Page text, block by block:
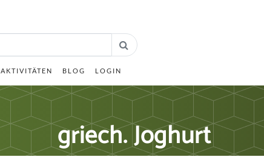
AKTIVITÄTEN BLOG LOGIN
griech. Joghurt